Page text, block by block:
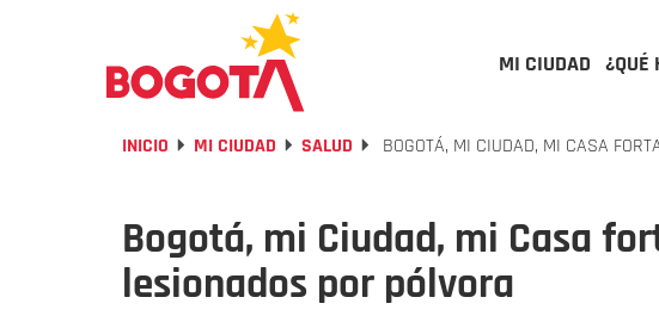
MI CIUDAD ¿QUÉ
INICIO MI CIUDAD SALUD BOGOTÁ, MI CIUDAD, MI CASA
Bogotá, mi Ciudad, mi Casa
lesionados por pólvora